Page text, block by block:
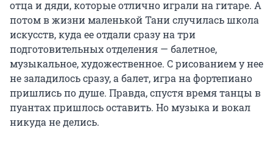
отца и дяди, которые отлично играли на гитаре. А
потом в жизни маленькой Тани случилась школа
искусств, куда ее отдали сразу на три
подготовительных отделения — балетное,
музыкальное, художественное. С рисованием у нее
не заладилось сразу, а балет, игра на фортепиано
пришлись по душе. Правда, спустя время танцы в
пуантах пришлось оставить. Но музыка и вокал
никуда не делись.